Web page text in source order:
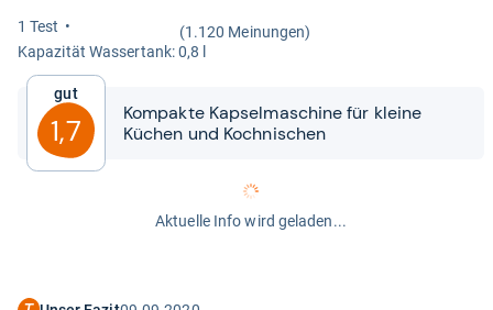
1 Test
(1.120 Meinungen)
Kapa­zi­tät Was­ser­tank: 0,8 l
Gut
1,7
Kom­pakte Kap­sel­ma­schine für kleine
Küchen und Koch­ni­schen
Aktuelle Info wird geladen...